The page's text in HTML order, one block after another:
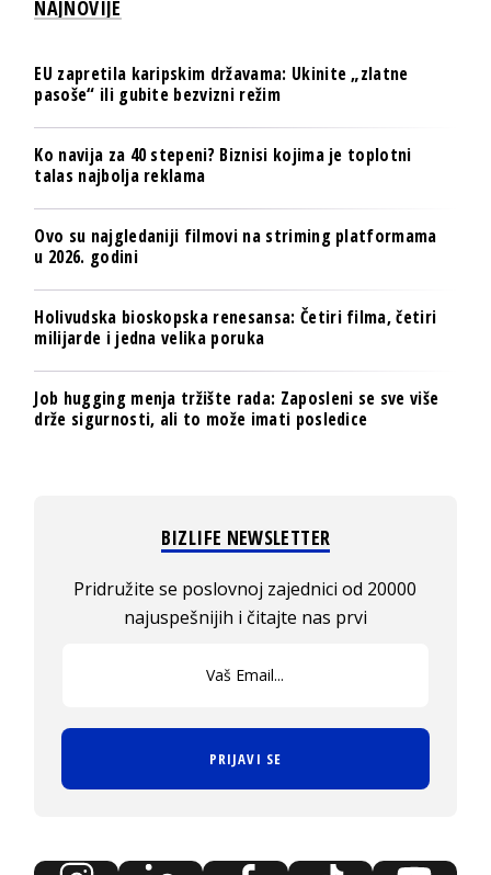
NAJNOVIJE
EU zapretila karipskim državama: Ukinite „zlatne
pasoše“ ili gubite bezvizni režim
Ko navija za 40 stepeni? Biznisi kojima je toplotni
talas najbolja reklama
Ovo su najgledaniji filmovi na striming platformama
u 2026. godini
Holivudska bioskopska renesansa: Četiri filma, četiri
milijarde i jedna velika poruka
Job hugging menja tržište rada: Zaposleni se sve više
drže sigurnosti, ali to može imati posledice
BIZLIFE NEWSLETTER
Pridružite se poslovnoj zajednici od 20000
najuspešnijih i čitajte nas prvi
PRIJAVI SE